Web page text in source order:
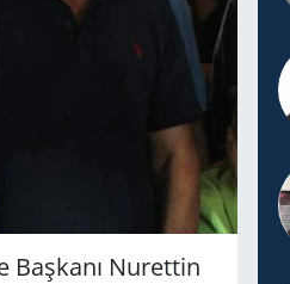
Başkanı Nurettin